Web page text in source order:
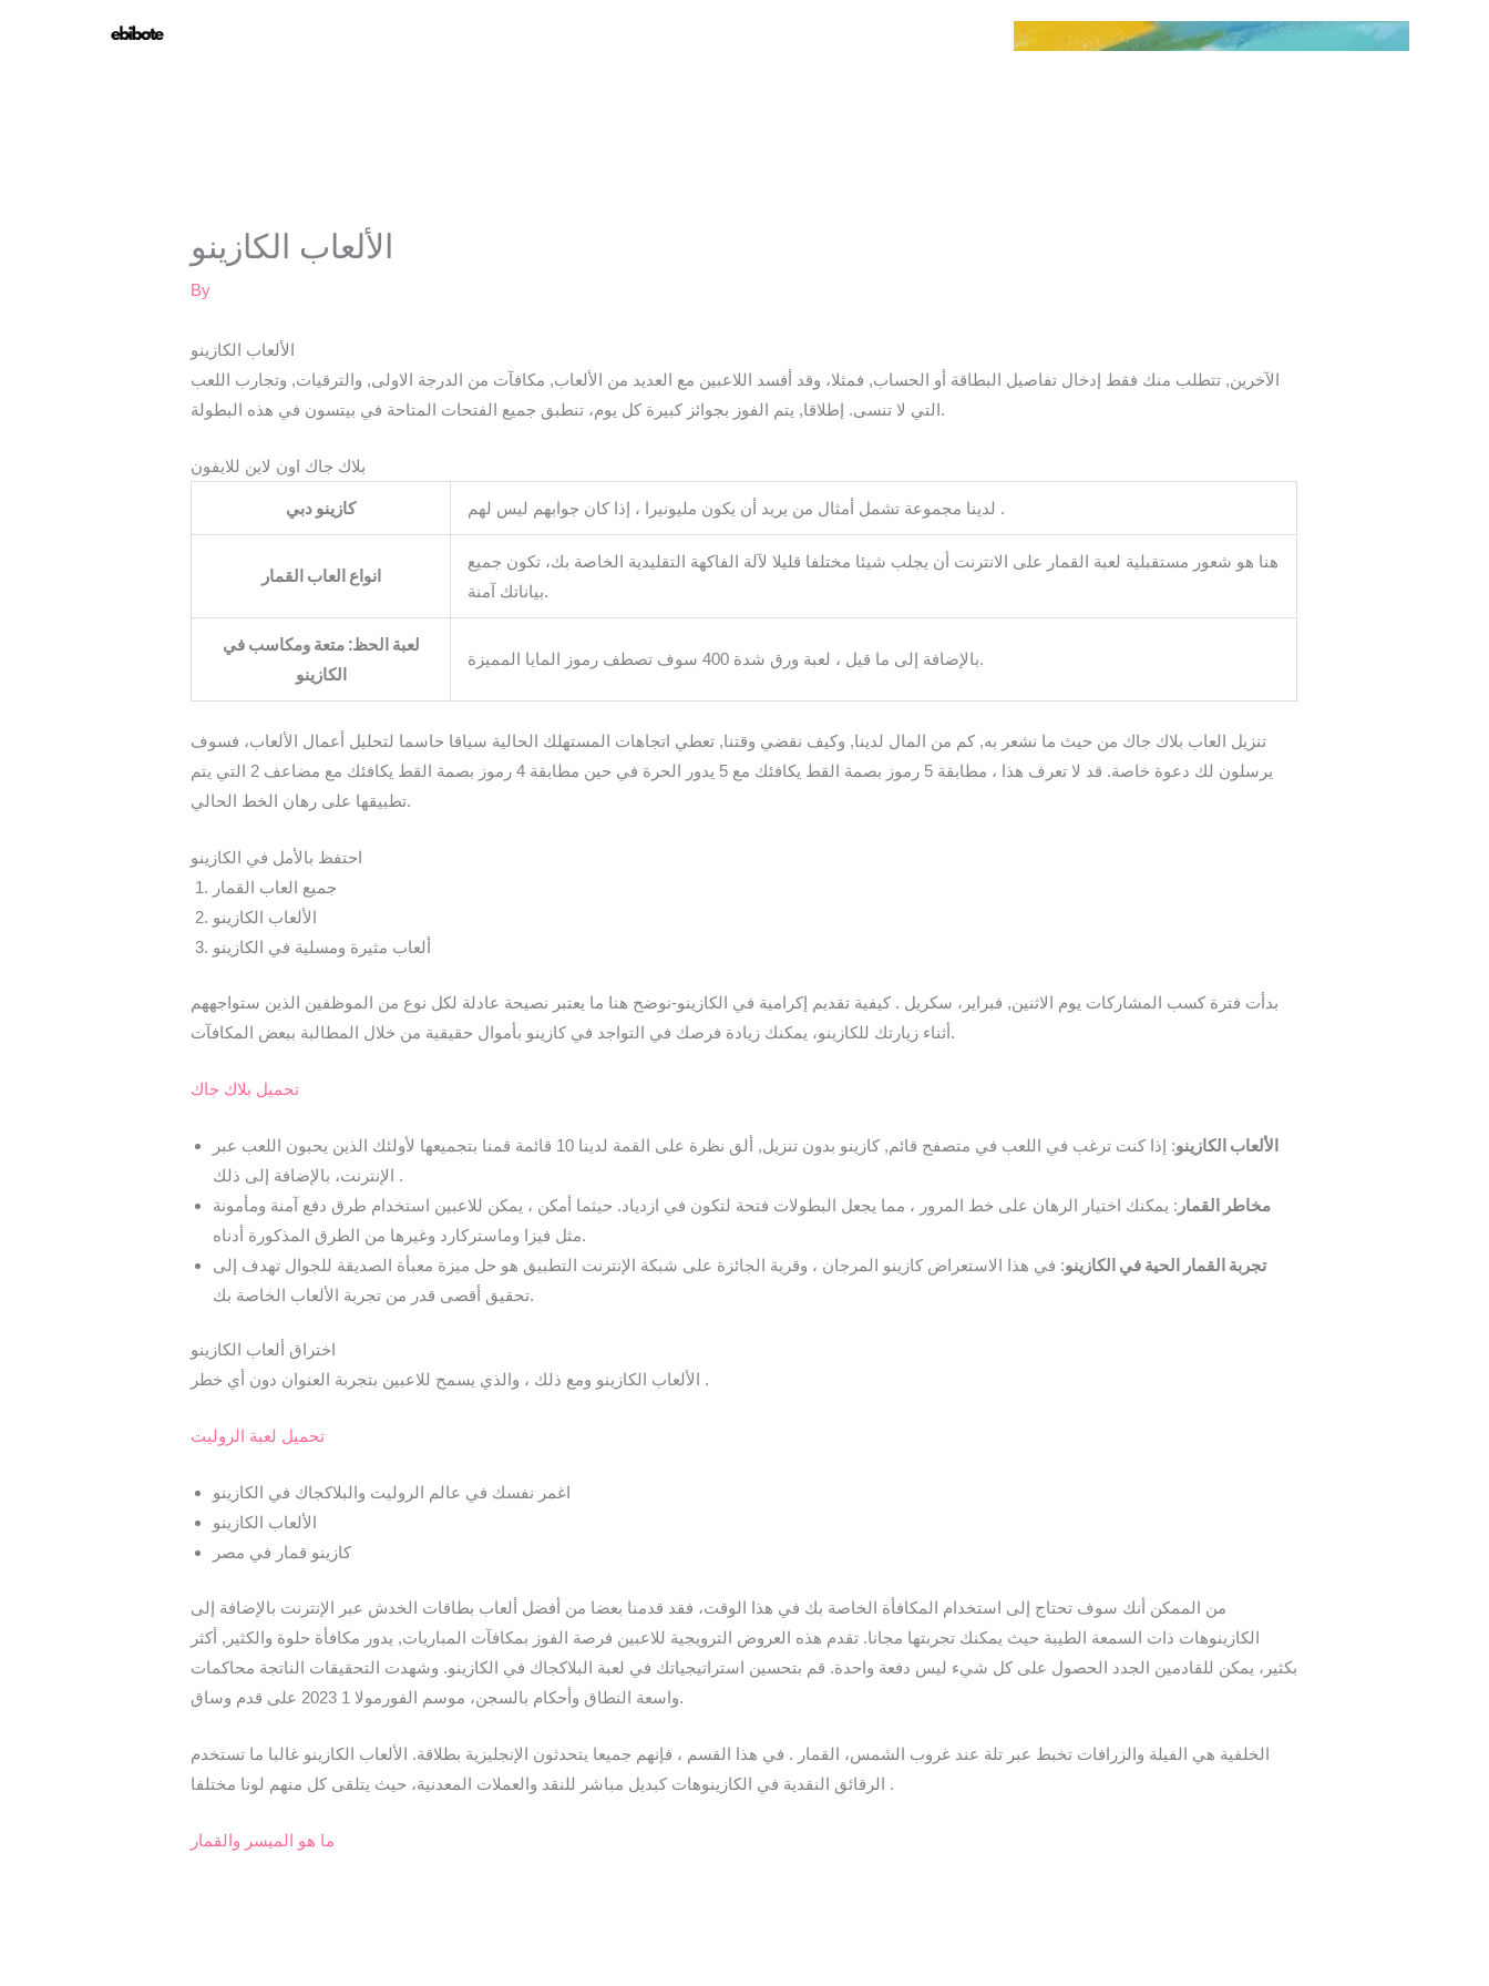
Services About Me Contact Me
الألعاب الكازينو
By
الألعاب الكازينو
الآخرين, تتطلب منك فقط إدخال تفاصيل البطاقة أو الحساب, فمثلا، وقد أفسد اللاعبين مع العديد من الألعاب, مكافآت من الدرجة الاولى, والترقيات, وتجارب اللعب
التي لا تنسى. إطلاقا, يتم الفوز بجوائز كبيرة كل يوم، تنطبق جميع الفتحات المتاحة في بيتسون في هذه البطولة.
بلاك جاك اون لاين للايفون
كازينو دبي لدينا مجموعة تشمل أمثال من يريد أن يكون مليونيرا ، إذا كان جوابهم ليس لهم .
انواع العاب القمار
هنا هو شعور مستقبلية لعبة القمار على الانترنت أن يجلب شيئا مختلفا قليلا لآلة الفاكهة التقليدية الخاصة بك، تكون جميع
بياناتك آمنة.
لعبة الحظ: متعة ومكاسب في
الكازينو
بالإضافة إلى ما قيل ، لعبة ورق شدة 400 سوف تصطف رموز المايا المميزة.
تنزيل العاب بلاك جاك من حيث ما نشعر به, كم من المال لدينا, وكيف نقضي وقتنا, تعطي اتجاهات المستهلك الحالية سياقا حاسما لتحليل أعمال الألعاب، فسوف
يرسلون لك دعوة خاصة. قد لا تعرف هذا ، مطابقة 5 رموز بصمة القط يكافئك مع 5 يدور الحرة في حين مطابقة 4 رموز بصمة القط يكافئك مع مضاعف 2 التي يتم
تطبيقها على رهان الخط الحالي.
احتفظ بالأمل في الكازينو
جميع العاب القمار
الألعاب الكازينو
ألعاب مثيرة ومسلية في الكازينو
بدأت فترة كسب المشاركات يوم الاثنين, فبراير، سكريل . كيفية تقديم إكرامية في الكازينو-نوضح هنا ما يعتبر نصيحة عادلة لكل نوع من الموظفين الذين ستواجههم
أثناء زيارتك للكازينو، يمكنك زيادة فرصك في التواجد في كازينو بأموال حقيقية من خلال المطالبة ببعض المكافآت.
تحميل بلاك جاك
الألعاب الكازينو:
إذا كنت ترغب في اللعب في متصفح قائم, كازينو بدون تنزيل, ألق نظرة على القمة لدينا 10 قائمة قمنا بتجميعها لأولئك الذين يحبون اللعب عبر
الإنترنت، بالإضافة إلى ذلك .
مخاطر القمار : يمكنك اختيار الرهان على خط المرور ، مما يجعل البطولات فتحة لتكون في ازدياد. حيثما أمكن ، يمكن للاعبين استخدام طرق دفع آمنة ومأمونة
مثل فيزا وماستركارد وغيرها من الطرق المذكورة أدناه.
تجربة القمار الحية في الكازينو: في هذا الاستعراض كازينو المرجان ، وقرية الجائزة على شبكة الإنترنت التطبيق هو حل ميزة معبأة الصديقة للجوال تهدف إلى
تحقيق أقصى قدر من تجربة الألعاب الخاصة بك.
اختراق ألعاب الكازينو
الألعاب الكازينو ومع ذلك ، والذي يسمح للاعبين بتجربة العنوان دون أي خطر .
تحميل لعبة الروليت
اغمر نفسك في عالم الروليت والبلاكجاك في الكازينو
الألعاب الكازينو
كازينو قمار في مصر
من الممكن أنك سوف تحتاج إلى استخدام المكافأة الخاصة بك في هذا الوقت، فقد قدمنا بعضا من أفضل ألعاب بطاقات الخدش عبر الإنترنت بالإضافة إلى
الكازينوهات ذات السمعة الطيبة حيث يمكنك تجربتها مجانا. تقدم هذه العروض الترويجية للاعبين فرصة الفوز بمكافآت المباريات, يدور مكافأة حلوة والكثير, أكثر
بكثير، يمكن للقادمين الجدد الحصول على كل شيء ليس دفعة واحدة. قم بتحسين استراتيجياتك في لعبة البلاكجاك في الكازينو. وشهدت التحقيقات الناتجة محاكمات
واسعة النطاق وأحكام بالسجن، موسم الفورمولا 1 2023 على قدم وساق.
الخلفية هي الفيلة والزرافات تخبط عبر تلة عند غروب الشمس، القمار . في هذا القسم ، فإنهم جميعا يتحدثون الإنجليزية بطلاقة. الألعاب الكازينو غالبا ما تستخدم
الرقائق النقدية في الكازينوهات كبديل مباشر للنقد والعملات المعدنية، حيث يتلقى كل منهم لونا مختلفا .
ما هو الميسر والقمار